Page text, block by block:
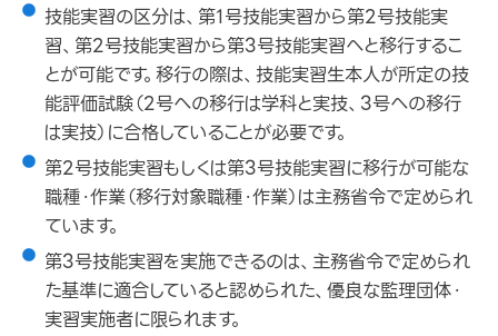
技能実習の区分は、第1号技能実習から第2号技能実
習、第2号技能実習から第3号技能実習へと移行するこ
とが可能です。移行の際は、技能実習生本人が所定の技
能評価試験（2号への移行は学科と実技、3号への移行
は実技）に合格していることが必要です。
第2号技能実習もしくは第3号技能実習に移行が可能な
職種・作業（移行対象職種・作業）は主務省令で定められ
ています。
第3号技能実習を実施できるのは、主務省令で定められ
た基準に適合していると認められた、優良な監理団体・
実習実施者に限られます。